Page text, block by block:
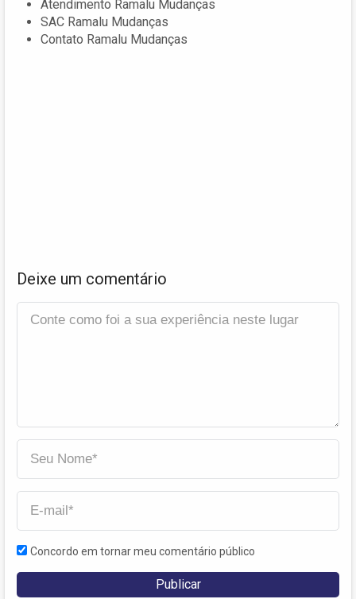
Atendimento Ramalu Mudanças
SAC Ramalu Mudanças
Contato Ramalu Mudanças
Deixe um comentário
Concordo em tornar meu comentário público